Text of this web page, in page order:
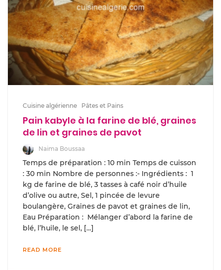
Cuisine algérienne Pâtes et Pains
Pain kabyle à la farine de blé, graines
de lin et graines de pavot
Naima Boussaa
Temps de préparation : 10 min Temps de cuisson
: 30 min Nombre de personnes :- Ingrédients : 1
kg de farine de blé, 3 tasses à café noir d’huile
d’olive ou autre, Sel, 1 pincée de levure
boulangère, Graines de pavot et graines de lin,
Eau Préparation : Mélanger d’abord la farine de
blé, l’huile, le sel, […]
READ MORE